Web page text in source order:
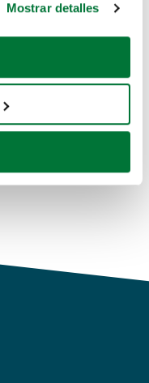
ubicación geográfica
activamente
(huellas
se procesan sus
sitio web con
publicidad y análisis
Mostrar detalles